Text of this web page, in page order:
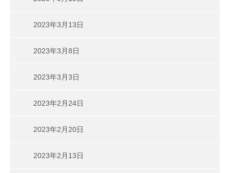
2023年3月13日
2023年3月8日
2023年3月3日
2023年2月24日
2023年2月20日
2023年2月13日